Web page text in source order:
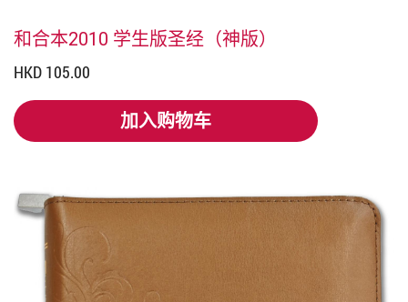
和合本2010 学生版圣经（神版）
HKD 105.00
加入购物车
加入购物车